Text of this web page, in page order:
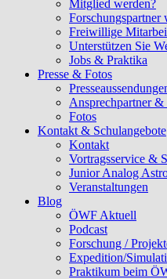
Mitglied werden?
Forschungspartner
Freiwillige
Unterstützen Sie
Jobs & Praktika
Presse & Fotos
Ansprechpartner
Fotos
Kontakt & Schulangebote
Kontakt
Vortragsservice &
Junior Analog
Veranstaltungen
Blog
ÖWF Aktuell
Podcast
Forschung /
Expedition/
Praktikum beim